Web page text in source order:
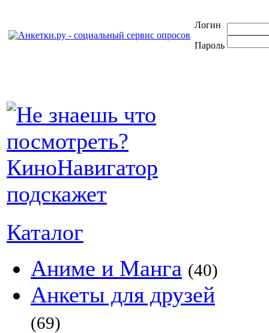
Логин
Пароль
Каталог
Аниме и Манга (40)
Анкеты для друзей
(69)